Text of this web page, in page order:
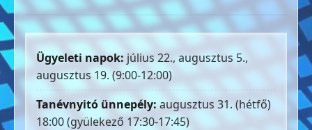
Ügyeleti napok: július 22., augusztus 5.,
augusztus 19. (9:00-12:00)
Tanévnyitó ünnepély: augusztus 31. (hétfő)
18:00 (gyülekező 17:30-17:45)